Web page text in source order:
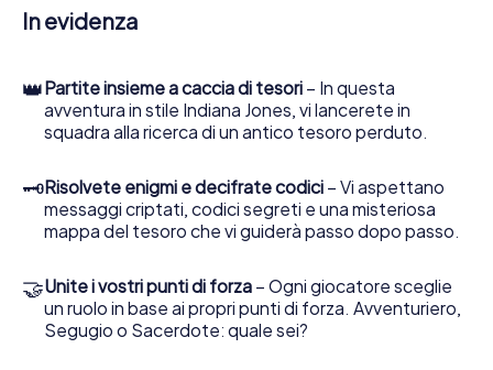
Nel corso della caccia al tesoro a Bad Vöslau, lei e il suo
tesoro è a pochi passi di distanza.
In evidenza
👑Partite insieme a caccia di tesori – In questa
avventura in stile Indiana Jones, vi lancerete in
squadra alla ricerca di un antico tesoro perduto.
🗝Risolvete enigmi e decifrate codici – Vi aspettano
messaggi criptati, codici segreti e una misteriosa
mappa del tesoro che vi guiderà passo dopo passo.
🤝Unite i vostri punti di forza – Ogni giocatore sceglie
un ruolo in base ai propri punti di forza. Avventuriero,
Segugio o Sacerdote: quale sei?